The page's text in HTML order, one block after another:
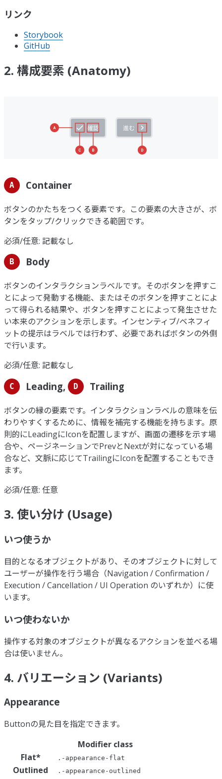
リンク
Storybook
GitHub
2. 構成要素 (Anatomy)
A Container
ボタンのかたちをつくる要素です。この要素の大きさが、ボ
タンをタップ/クリックできる範囲です。
必須/任意: 記載なし
B Body
ボタンのインタラクションラベルです。そのボタンを押すこ
とによって発動する機能、またはそのボタンを押すことによ
って得られる結果や、ボタンを押すことによって発生させた
い本来のアクションを示します。インセンティブ/ベネフィ
ットの提示はラベルでは行わず、必要であればボタンの外側
で行います。
必須/任意: 記載なし
C Leading, D Trailing
ボタンの縁の要素です。インタラクションラベルの意味を伝
わりやすくするために、情報を補完する機能を持ちます。原
則的にLeadingにIconを配置しますが、画面の遷移を示す場
合や、ページネーションでPrevとNextが対になっている場
合など、文脈に応じてTrailingにIconを配置することもでき
ます。
必須/任意: 任意
3. 使い分け (Usage)
いつ使うか
目的となるオブジェクトがあり、そのオブジェクトに対して
ユーザーが操作を行う場合（Navigation / Confirmation /
Execution / Cancellation / UI Operation のいずれか）に使
います。
いつ使わないか
操作する対象のオブジェクトが異なるアクションを並べる場
合は使いません。
4. バリエーション (Variants)
Appearance
Buttonの見た目を指定できます。
Modifier class
Flat* .-appearance-flat
Outlined .-appearance-outlined